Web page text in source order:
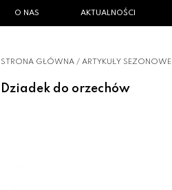
O NAS AKTUALNOŚCI
STRONA GŁÓWNA / ARTYKUŁY SEZONOWE
Dziadek do orzechów